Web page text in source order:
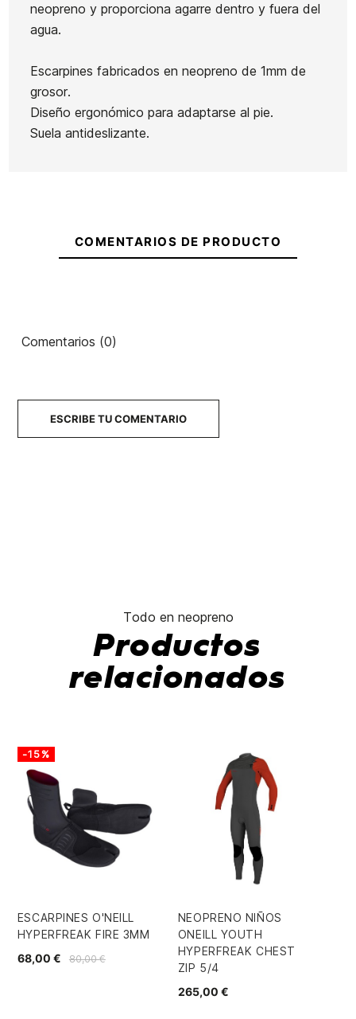
neopreno y proporciona agarre dentro y fuera del
agua.
Escarpines fabricados en neopreno de 1mm de
grosor.
Diseño ergonómico para adaptarse al pie.
Suela antideslizante.
Ean13 21104569
Whole
Hearted
Neopreno Black
25,00 €
COMENTARIOS DE PRODUCTO
Comentarios (0)
ESCRIBE TU COMENTARIO
Todo en neopreno
Productos
relacionados
ESCARPINES O'NEILL
HYPERFREAK FIRE 3MM
80,00 €
68,00 €
-15%
NEOPRENO NIÑOS
ONEILL YOUTH
HYPERFREAK CHEST
ZIP 5/4
265,00 €